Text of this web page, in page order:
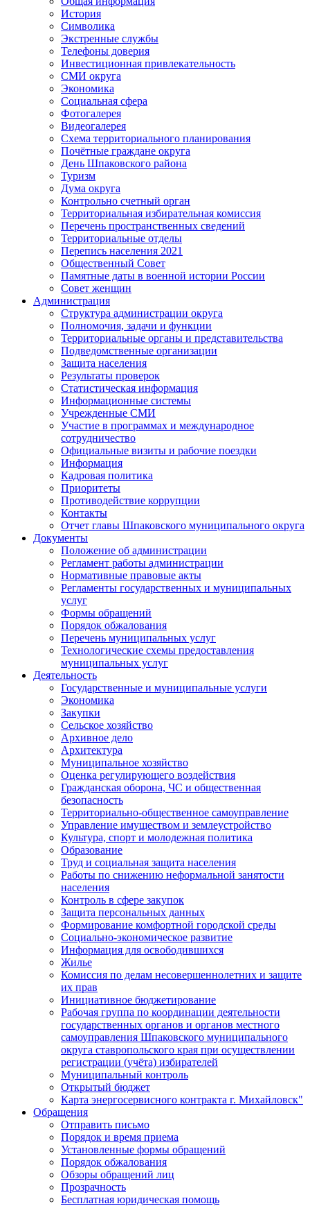
История
Символика
Экстренные службы
Телефоны доверия
Инвестиционная привлекательность
СМИ округа
Экономика
Социальная сфера
Фотогалерея
Видеогалерея
Схема территориального планирования
Почётные граждане округа
День Шпаковского района
Туризм
Дума округа
Контрольно счетный орган
Территориальная избирательная комиссия
Перечень пространственных сведений
Территориальные отделы
Перепись населения 2021
Общественный Совет
Памятные даты в военной истории России
Совет женщин
Администрация
Структура администрации округа
Полномочия, задачи и функции
Территориальные органы и представительства
Подведомственные организации
Защита населения
Результаты проверок
Статистическая информация
Информационные системы
Учрежденные СМИ
Участие в программах и международное
сотрудничество
Официальные визиты и рабочие поездки
Информация
Кадровая политика
Приоритеты
Противодействие коррупции
Контакты
Отчет главы Шпаковского муниципального округа
Документы
Положение об администрации
Регламент работы администрации
Нормативные правовые акты
Регламенты государственных и муниципальных
услуг
Формы обращений
Порядок обжалования
Перечень муниципальных услуг
Технологические схемы предоставления
муниципальных услуг
Деятельность
Государственные и муниципальные услуги
Экономика
Закупки
Сельское хозяйство
Архивное дело
Архитектура
Муниципальное хозяйство
Оценка регулирующего воздействия
Гражданская оборона, ЧС и общественная
безопасность
Территориально-общественное самоуправление
Управление имуществом и землеустройство
Культура, спорт и молодежная политика
Образование
Труд и социальная защита населения
Работы по снижению неформальной занятости
населения
Контроль в сфере закупок
Защита персональных данных
Формирование комфортной городской среды
Социально-экономическое развитие
Информация для освободившихся
Жилье
Комиссия по делам несовершеннолетних и защите
их прав
Инициативное бюджетирование
Рабочая группа по координации деятельности
государственных органов и органов местного
самоуправления Шпаковского муниципального
округа ставропольского края при осуществлении
регистрации (учёта) избирателей
Муниципальный контроль
Открытый бюджет
Карта энергосервисного контракта г. Михайловск"
Обращения
Отправить письмо
Порядок и время приема
Установленные формы обращений
Порядок обжалования
Обзоры обращений лиц
Прозрачность
Бесплатная юридическая помощь